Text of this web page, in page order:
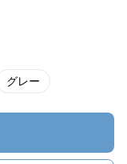
グレー